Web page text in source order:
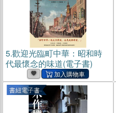
5.歡迎光臨町中華：昭和時
代最懷念的味道(電子書)
書紐電子書